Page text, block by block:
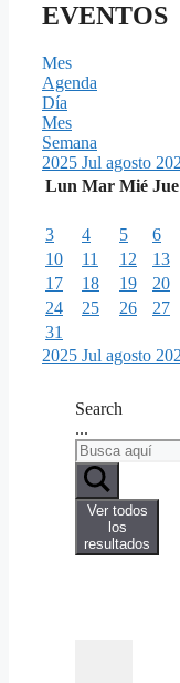
EVENTOS
Mes
Agenda
Día
Mes
Semana
2025 Jul agosto
Lun Mar Mié Jue
3
4 5 6
10
11 12 13
17
18 19 20
24
25 26 27
31
2025 Jul agosto
Search
...
Ver todos
los
resultados